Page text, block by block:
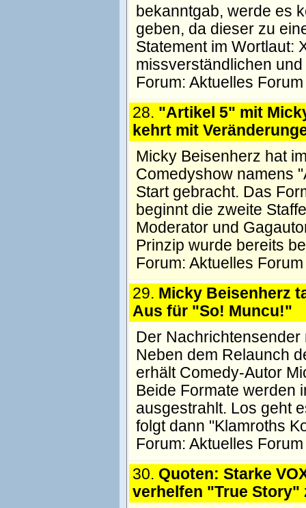
bekanntgab, werde es
geben, da dieser zu
Statement im Wortlaut:
missverständlichen
Forum: Aktuelles Forum
28. "Artikel 5" mit
kehrt mit
Micky Beisenherz hat
Comedyshow namens
Start gebracht. Das
beginnt die zweite
Moderator und
Prinzip wurde bereits
Forum: Aktuelles Forum
29. Micky Beisenherz
Aus für "So! Muncu!"
Der Nachrichtensender
Neben dem Relaunch
erhält Comedy-Autor
Beide Formate werden
ausgestrahlt. Los geht
folgt dann "Klamroths
Forum: Aktuelles Forum
30. Quoten: Starke
verhelfen "True Story"